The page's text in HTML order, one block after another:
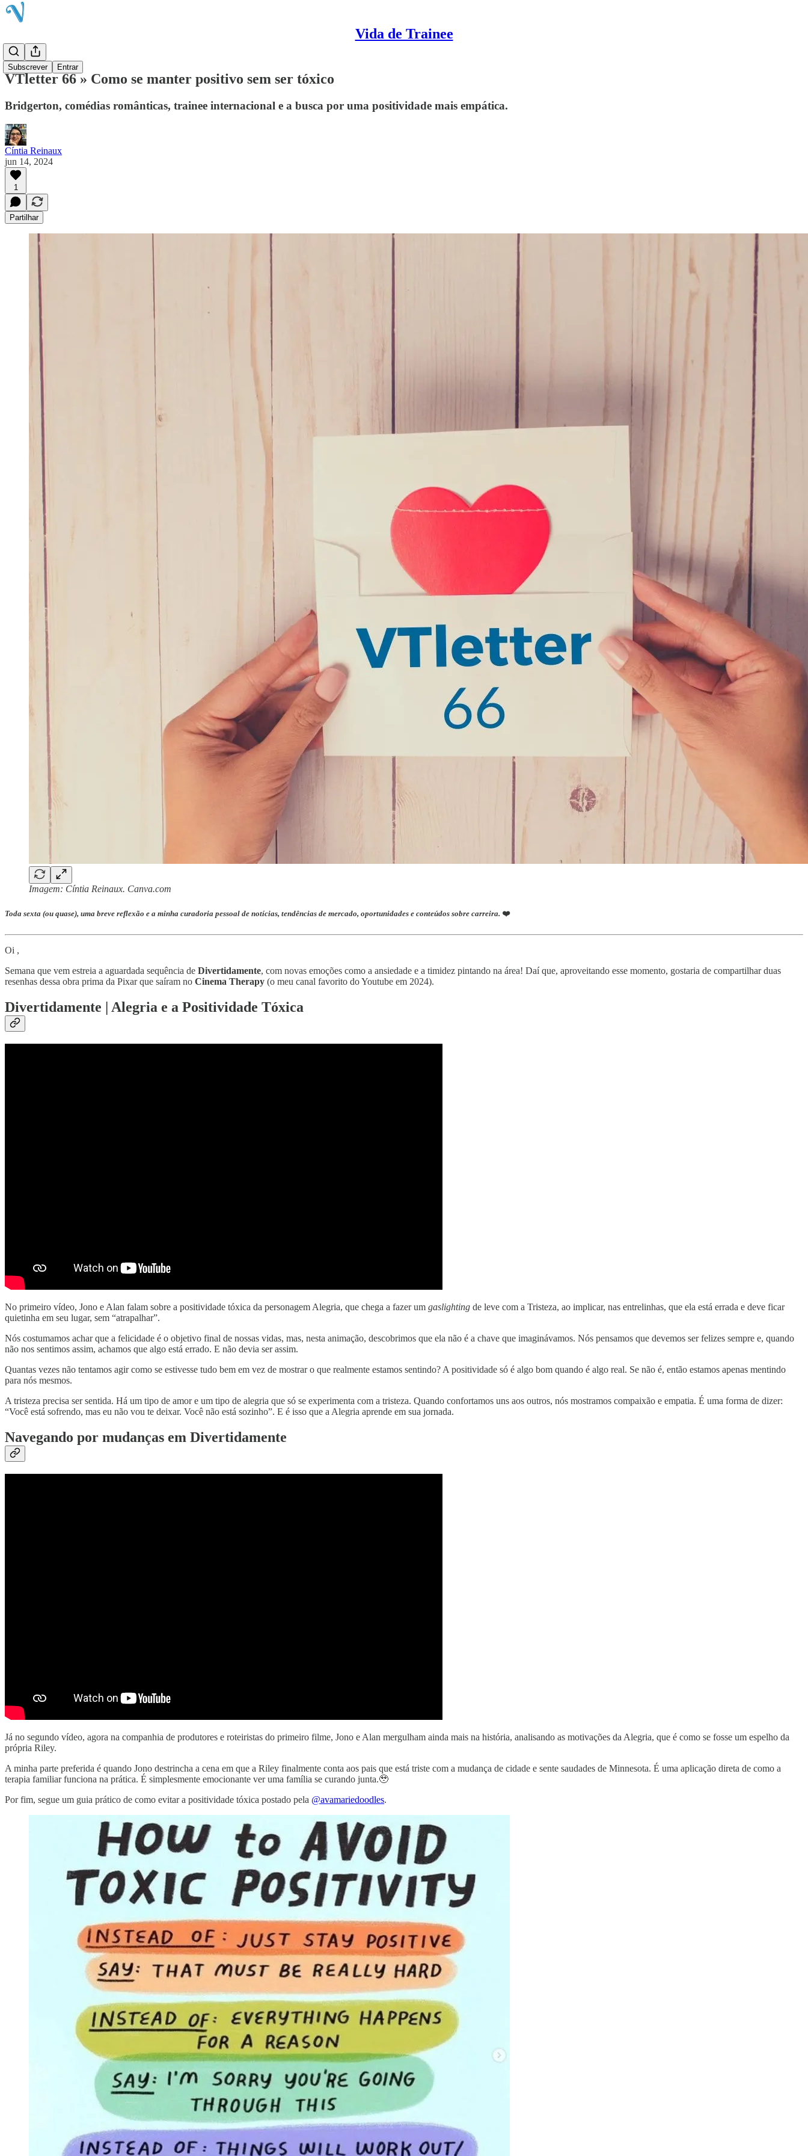
Vida de Trainee
Subscrever Entrar
VTletter
VTletter 66 » Como se manter positivo sem ser tóxico
Bridgerton, comédias românticas, trainee internacional e a busca por uma positividade mais empática.
Cíntia Reinaux
jun 14, 2024
1
Partilhar
Imagem: Cíntia Reinaux. Canva.com
Toda sexta (ou quase), uma breve reflexão e a minha curadoria pessoal de notícias, tendências de mercado, oportunidades e conteúdos sobre carreira. ❤️
Oi ,
Semana que vem estreia a aguardada sequência de Divertidamente, com novas emoções como a ansiedade e a timidez pintando na área! Daí que, aproveitando esse momento, gostaria de compartilhar duas
resenhas dessa obra prima da Pixar que saíram no Cinema Therapy (o meu canal favorito do Youtube em 2024).
Divertidamente | Alegria e a Positividade Tóxica
No primeiro vídeo, Jono e Alan falam sobre a positividade tóxica da personagem Alegria, que chega a fazer um gaslighting de leve com a Tristeza, ao implicar, nas entrelinhas, que ela está errada e deve ficar
quietinha em seu lugar, sem “atrapalhar”.
Nós costumamos achar que a felicidade é o objetivo final de nossas vidas, mas, nesta animação, descobrimos que ela não é a chave que imaginávamos. Nós pensamos que devemos ser felizes sempre e, quando
não nos sentimos assim, achamos que algo está errado. E não devia ser assim.
Quantas vezes não tentamos agir como se estivesse tudo bem em vez de mostrar o que realmente estamos sentindo? A positividade só é algo bom quando é algo real. Se não é, então estamos apenas mentindo
para nós mesmos.
A tristeza precisa ser sentida. Há um tipo de amor e um tipo de alegria que só se experimenta com a tristeza. Quando confortamos uns aos outros, nós mostramos compaixão e empatia. É uma forma de dizer:
“Você está sofrendo, mas eu não vou te deixar. Você não está sozinho”. E é isso que a Alegria aprende em sua jornada.
Navegando por mudanças em Divertidamente
Já no segundo vídeo, agora na companhia de produtores e roteiristas do primeiro filme, Jono e Alan mergulham ainda mais na história, analisando as motivações da Alegria, que é como se fosse um espelho da
própria Riley.
A minha parte preferida é quando Jono destrincha a cena em que a Riley finalmente conta aos pais que está triste com a mudança de cidade e sente saudades de Minnesota. É uma aplicação direta de como a
terapia familiar funciona na prática. É simplesmente emocionante ver uma família se curando junta.🥹
Por fim, segue um guia prático de como evitar a positividade tóxica postado pela @avamariedoodles.